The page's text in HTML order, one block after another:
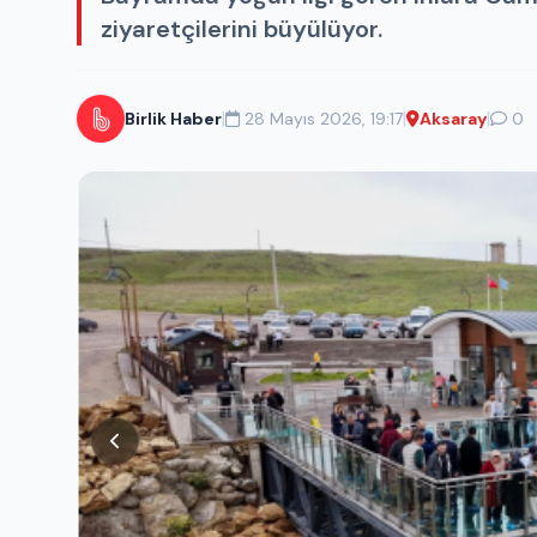
ziyaretçilerini büyülüyor.
Birlik Haber| 28 Mayıs 2026, 19:17| Aksaray| 0